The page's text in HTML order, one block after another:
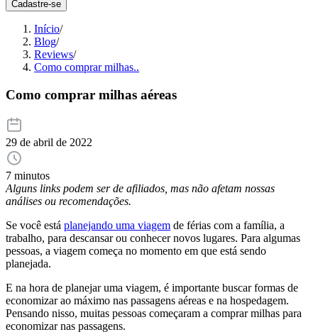
Cadastre-se
Início/
Blog/
Reviews/
Como comprar milhas..
Como comprar milhas aéreas
29 de abril de 2022
7 minutos
Alguns links podem ser de afiliados, mas não afetam nossas
análises ou recomendações.
Se você está planejando uma viagem de férias com a família, a
trabalho, para descansar ou conhecer novos lugares. Para algumas
pessoas, a viagem começa no momento em que está sendo
planejada.
E na hora de planejar uma viagem, é importante buscar formas de
economizar ao máximo nas passagens aéreas e na hospedagem.
Pensando nisso, muitas pessoas começaram a comprar milhas para
economizar nas passagens.